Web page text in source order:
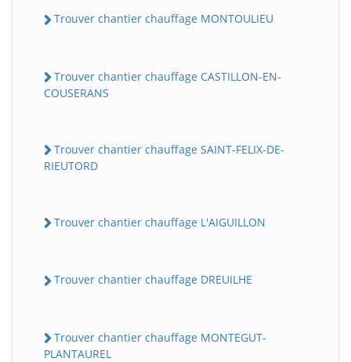
Trouver chantier chauffage MONTOULIEU
Trouver chantier chauffage CASTILLON-EN-
COUSERANS
Trouver chantier chauffage SAINT-FELIX-DE-
RIEUTORD
Trouver chantier chauffage L'AIGUILLON
Trouver chantier chauffage DREUILHE
Trouver chantier chauffage MONTEGUT-
PLANTAUREL